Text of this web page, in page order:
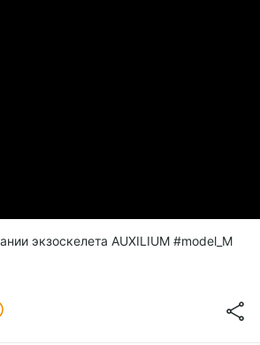
экзоскелета AUXILIUM #model_M